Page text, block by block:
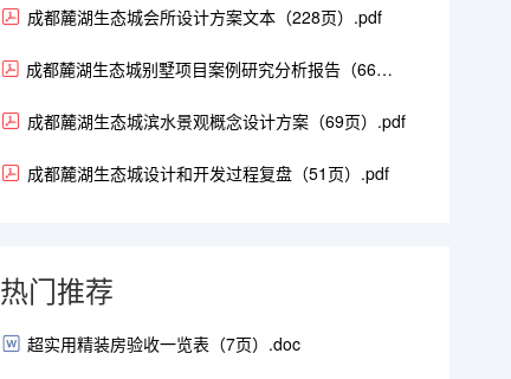
成都麓湖生态城会所设计方案文本（228页）.pdf
成都麓湖生态城别墅项目案例研究分析报告（66
成都麓湖生态城滨水景观概念设计方案（69页）.pdf
成都麓湖生态城设计和开发过程复盘（51页）.pdf
热门推荐
超实用精装房验收一览表（7页）.doc